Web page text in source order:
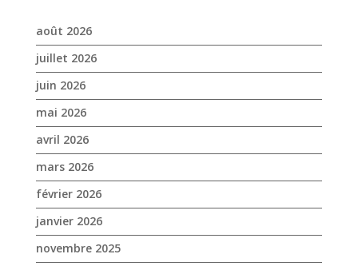
août 2026
juillet 2026
juin 2026
mai 2026
avril 2026
mars 2026
février 2026
janvier 2026
novembre 2025